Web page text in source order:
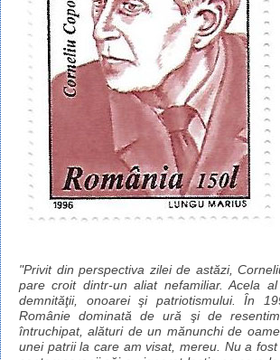
"Privit din perspectiva zilei de astăzi,
pare croit dintr-un aliat nefamiliar. Acela al
demnităţii, onoarei şi patriotismului. În
Românie dominată de ură şi de
întruchipat, alături de un mănunchi de
unei patrii la care am visat, mereu. Nu a